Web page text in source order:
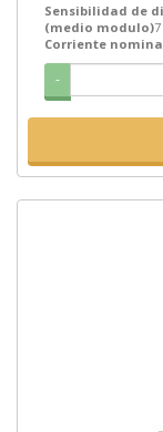
Sensibilidad de
(medio modulo)7
Corriente
-